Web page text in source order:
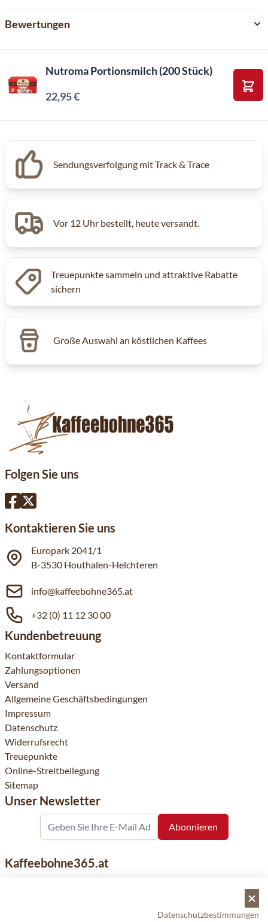
Bewertungen
Nutroma Portionsmilch (200 Stück)
22,95 €
In
Sendungsverfolgung mit Track & Trace
Vor 12 Uhr bestellt, heute versandt.
Treuepunkte sammeln und attraktive Rabatte
sichern
Große Auswahl an köstlichen Kaffees
Folgen Sie uns
Kontaktieren Sie uns
Europark 2041/1
B-3530 Houthalen-Helchteren
info@kaffeebohne365.at
+32 (0) 11 12 30 00
Kundenbetreuung
Kontaktformular
Zahlungsoptionen
Versand
Allgemeine Geschäftsbedingungen
Impressum
Datenschutz
Widerrufsrecht
Treuepunkte
Online-Streitbeilegung
Sitemap
Unser Newsletter
Kaffeebohne365.at
bekannter nationaler und internationaler Marken ist eine
Datenschutzbestimmungen